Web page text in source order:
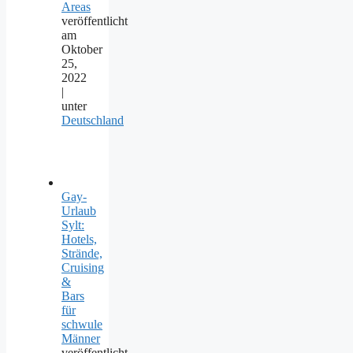
Areas
veröffentlicht
am
Oktober
25,
2022
|
unter
Deutschland
Gay-
Urlaub
Sylt:
Hotels,
Strände,
Cruising
&
Bars
für
schwule
Männer